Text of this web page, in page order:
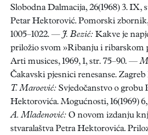
Slobodna Dalmacija, 26(1968) 3. IX,
Petar Hektorović. Pomorski zbornik,
1005–1022. — J. Bezić: Kakve je
priložio svom »Ribanju i ribarskom
Arti musices, 1969, 1, str. 75–90. —
Čakavski pjesnici renesanse. Zagreb
T. Maroević: Svjedočanstvo o grobu
Hektorovića. Mogućnosti, 16(1969)
A. Mladenović: O novom izdanju
stvaralaštva Petra Hektorovića.